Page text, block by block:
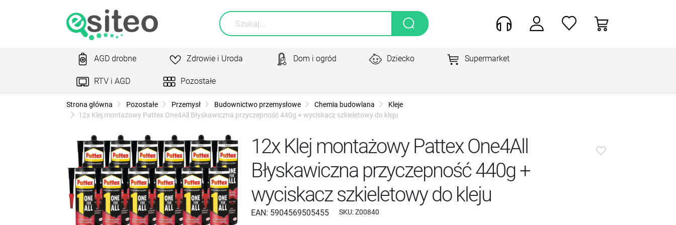
AGD drobne Zdrowie i Uroda Dom i ogród Dziecko Supermarket
RTV i AGD Pozostałe
Strona główna Pozostałe Przemysł Budownictwo przemysłowe Chemia budowlana
Kleje
12x Klej montażowy Pattex One4All Błyskawiczna przyczepność 440g + wyciskacz szkieletowy do kleju
12x Klej montażowy Pattex One4All
Błyskawiczna przyczepność 440g +
wyciskacz szkieletowy do kleju
EAN: 5904569505455 SKU: Z00840
favorite_border